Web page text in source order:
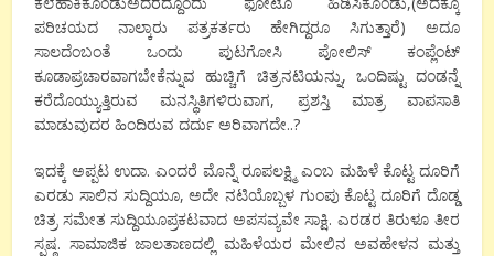
ಪರಿಚಯದ ನಾಲ್ಕಾರು ಪತ್ರಕರ್ತರು ಹೇಗಿದ್ದರೂ ಸಿಗುತ್ತಾರೆ) ಅದೂ
ಸಾಲದೆಂಬಂತೆ ಒಂದು ಪುಟಗೋಸಿ ಪೋಲಿಸ್ ಕಂಪ್ಲೆಂಟ್
ಕೂಡಾಪ್ರಚಾರವಾಗಬೇಕೆನ್ನುವ ಹುಚ್ಚಿಗೆ ಚಿತ್ರನಟಿಯನ್ನು, ಒಂದಿಷ್ಟು ದಂಡನ್ನೆ
ಕರೆದೊಯ್ಯುತ್ತಿರುವ ಮನಸ್ಥಿತಿಗಳಿರುವಾಗ, ಪ್ರಶಸ್ತಿ ಮಾತ್ರ ವಾಪಸಾತಿ
ಮಾಡುವುದರ ಹಿಂದಿರುವ ದರ್ದು ಅರಿವಾಗದೇ..?
ಇದಕ್ಕೆ ಅಪ್ಪಟ ಉದಾ. ಎಂದರೆ ಮೊನ್ನೆ ರೂಪಲಕ್ಷ್ಮಿ ಎಂಬ ಮಹಿಳೆ ಕೊಟ್ಟ ದೂರಿಗೆ
ಎರಡು ಸಾಲಿನ ಸುದ್ದಿಯೂ, ಅದೇ ನಟಿಯೊಬ್ಬಳ ಗುಂಪು ಕೊಟ್ಟ ದೂರಿಗೆ ದೊಡ್ಡ
ಚಿತ್ರ ಸಮೇತ ಸುದ್ದಿಯೂಪ್ರಕಟವಾದ ಅಪಸವ್ಯವೇ ಸಾಕ್ಷಿ. ಎರಡರ ತಿರುಳೂ ತೀರ
ಸ್ಪಷ್ಠ. ಸಾಮಾಜಿಕ ಜಾಲತಾಣದಲ್ಲಿ ಮಹಿಳೆಯರ ಮೇಲಿನ ಅವಹೇಳನ ಮತ್ತು